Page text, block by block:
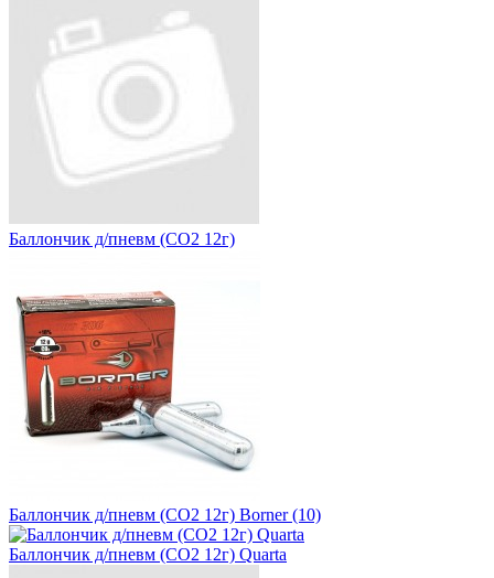
Баллончик д/пневм (CO2 12г)
Баллончик д/пневм (CO2 12г) Borner (10)
Баллончик д/пневм (CO2 12г) Quarta